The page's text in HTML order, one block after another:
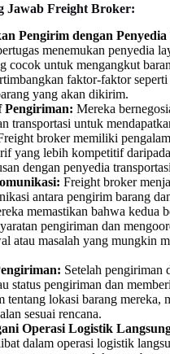
Jawab Freight Broker:
Pengirim dengan
menemukan penyedia
cocok untuk mengangkut
faktor-faktor
yang akan dikirim.
Pengiriman: Mereka
transportasi untuk
broker memiliki
yang lebih kompetitif
dengan penyedia
Freight broker
antara pengirim barang
memastikan bahwa kedua
pengiriman dan
atau masalah yang mungkin
Setelah pengiriman
status pengiriman dan
tentang lokasi barang mereka,
sesuai rencana.
Operasi Logistik
dalam operasi logistik